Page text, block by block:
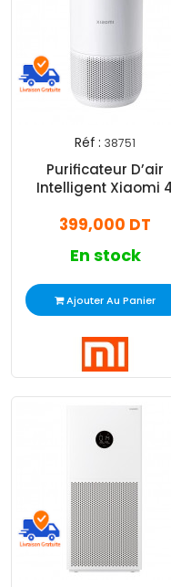
Réf : 38751
Purificateur D’air
Intelligent Xiaomi
399,000 DT
En stock
Ajouter Au Panier